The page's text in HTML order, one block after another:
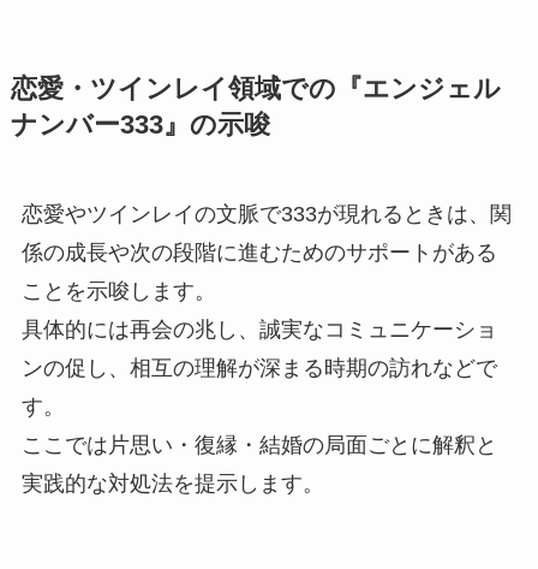
恋愛・ツインレイ領域での『エンジェル
ナンバー333』の示唆
恋愛やツインレイの文脈で333が現れるときは、関
係の成長や次の段階に進むためのサポートがある
ことを示唆します。
具体的には再会の兆し、誠実なコミュニケーショ
ンの促し、相互の理解が深まる時期の訪れなどで
す。
ここでは片思い・復縁・結婚の局面ごとに解釈と
実践的な対処法を提示します。